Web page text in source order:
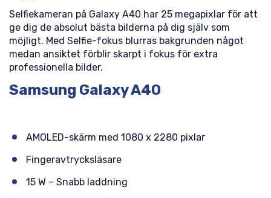
Selfiekameran på Galaxy A40 har 25 megapixlar för att
ge dig de absolut bästa bilderna på dig själv som
möjligt. Med Selfie-fokus blurras bakgrunden något
medan ansiktet förblir skarpt i fokus för extra
professionella bilder.
Samsung Galaxy A40
AMOLED-skärm med 1080 x 2280 pixlar
Fingeravtrycksläsare
15 W – Snabb laddning